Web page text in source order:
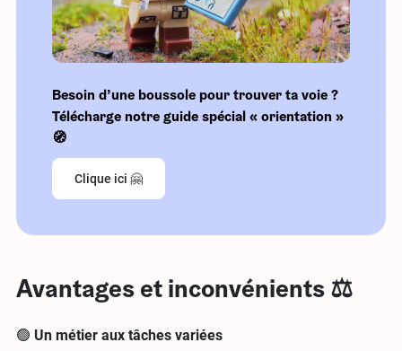
Besoin d’une boussole pour trouver ta voie ?
Télécharge notre guide spécial « orientation »
🧭
Clique ici 🤗
Avantages et inconvénients ⚖️
🟢 Un métier aux tâches variées